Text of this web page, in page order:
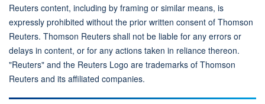
Reuters content, including by framing or similar means, is
expressly prohibited without the prior written consent of Thomson
Reuters. Thomson Reuters shall not be liable for any errors or
delays in content, or for any actions taken in reliance thereon.
"Reuters" and the Reuters Logo are trademarks of Thomson
Reuters and its affiliated companies.